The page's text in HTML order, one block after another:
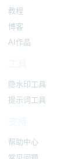
教程
博客
AI作品
隐水印工具
提示词工具
帮助中心